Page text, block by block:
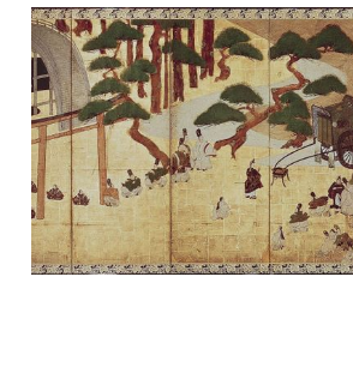
Il primo romanzo
26 dic 20243 min read